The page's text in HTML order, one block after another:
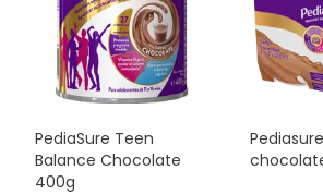
PediaSure Teen
Balance Chocolate
400g